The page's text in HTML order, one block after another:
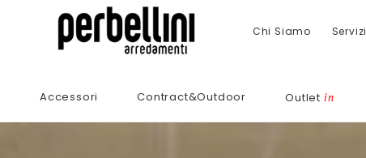
Chi Siamo Servizi
Accessori Contract&Outdoor Outlet in